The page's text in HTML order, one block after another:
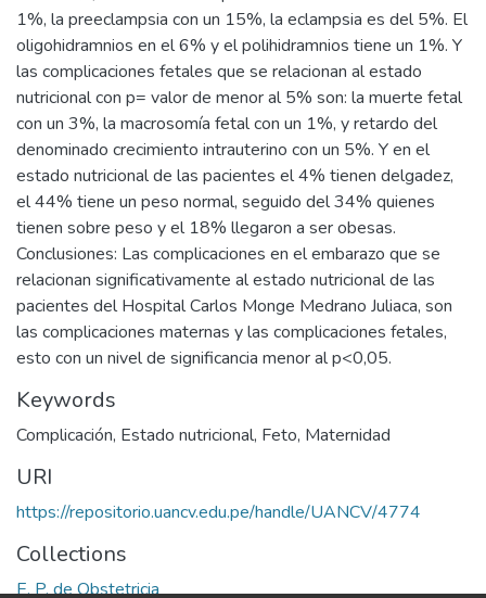
1%, la preeclampsia con un 15%, la eclampsia es del 5%. El
oligohidramnios en el 6% y el polihidramnios tiene un 1%. Y
las complicaciones fetales que se relacionan al estado
nutricional con p= valor de menor al 5% son: la muerte fetal
con un 3%, la macrosomía fetal con un 1%, y retardo del
denominado crecimiento intrauterino con un 5%. Y en el
estado nutricional de las pacientes el 4% tienen delgadez,
el 44% tiene un peso normal, seguido del 34% quienes
tienen sobre peso y el 18% llegaron a ser obesas.
Conclusiones: Las complicaciones en el embarazo que se
relacionan significativamente al estado nutricional de las
pacientes del Hospital Carlos Monge Medrano Juliaca, son
las complicaciones maternas y las complicaciones fetales,
esto con un nivel de significancia menor al p<0,05.
Keywords
Complicación, Estado nutricional, Feto, Maternidad
URI
https://repositorio.uancv.edu.pe/handle/UANCV/4774
Collections
E. P. de Obstetricia